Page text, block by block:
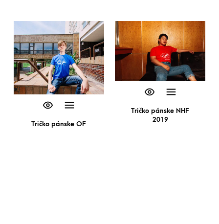
Tričko pánske OF
Tričko pánske NHF
2019